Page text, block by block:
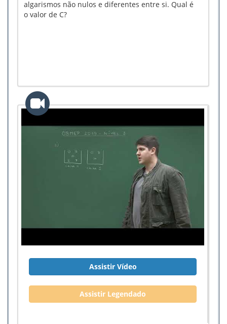
algarismos não nulos e diferentes entre si. Qual é
o valor de C?
Assistir Vídeo
Assistir Legendado